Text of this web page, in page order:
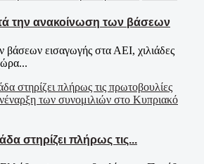
την ανακοίνωση των βάσεων
εισαγωγής στα ΑΕΙ, χιλιάδες
στηρίζει πλήρως τις...